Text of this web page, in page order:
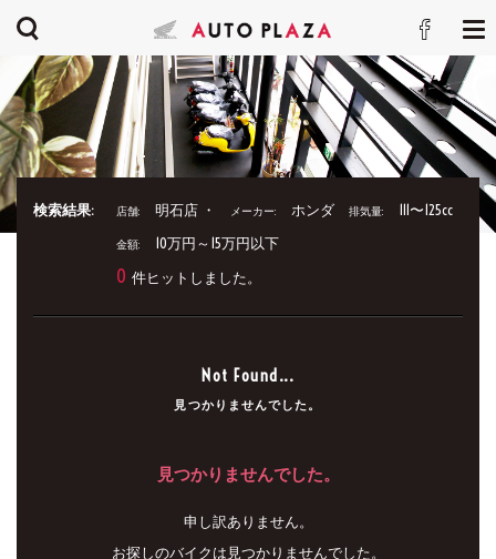
検索結果: 店舗: 明石店 ・ メーカー: ホンダ 排気量: 111〜125cc
金額: 10万円～15万円以下
0 件ヒットしました。
Not Found...
見つかりませんでした。
見つかりませんでした。
申し訳ありません。
お探しのバイクは見つかりませんでした。